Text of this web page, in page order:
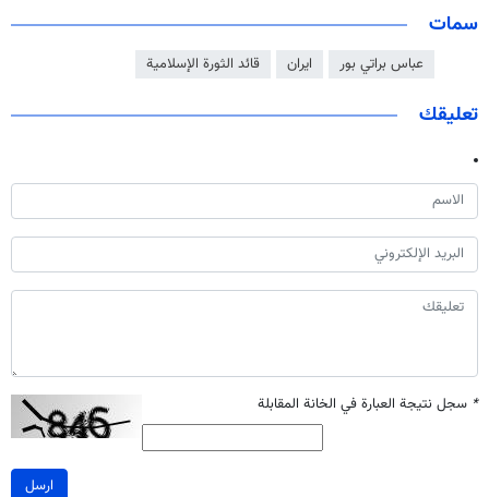
سمات
عباس براتي بور ايران قائد الثورة الإسلامية
تعليقك
* سجل نتيجة العبارة في الخانة المقابلة
ارسل